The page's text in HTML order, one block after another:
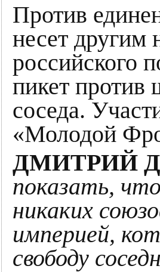
Против
несет другим
российского
пикет против
соседа.
«Молодой
ДМИТРИЙ
показать,
никаких
империей,
свободу